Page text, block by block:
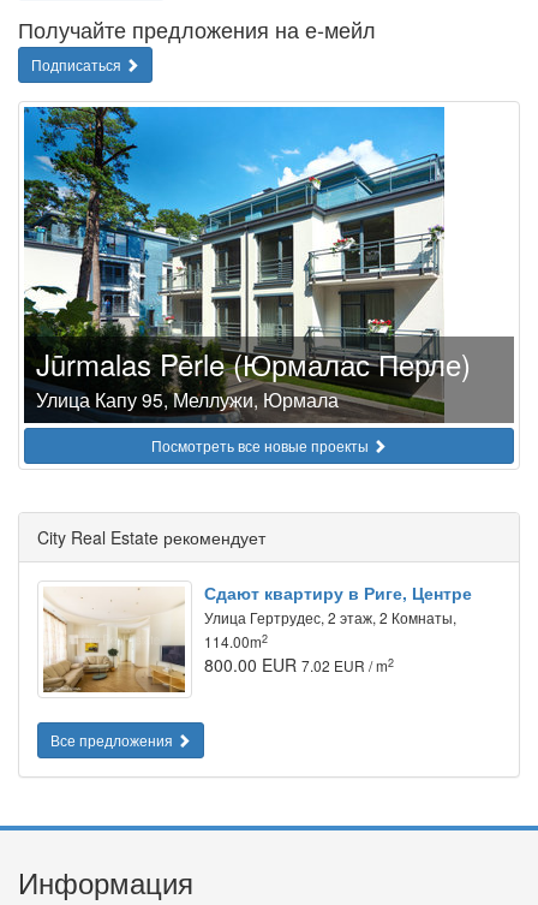
Получайте предложения на е-мейл
Подписаться
Jūrmalas Pērle (Юрмалас Перле)
Улица Капу 95, Меллужи, Юрмала
Посмотреть все новые проекты
City Real Estate рекомендует
Сдают квартиру в Риге, Центре
Улица Гертрудес, 2 этаж, 2 Комнаты,
114.00m2
800.00 EUR 7.02 EUR / m2
Все предложения
Информация